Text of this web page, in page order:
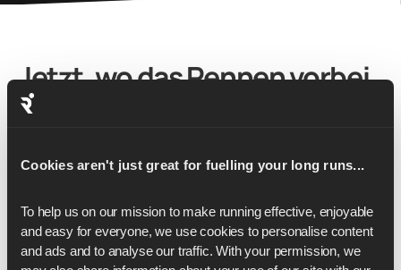
Cookies aren't just great for fuelling your long runs...
To help us on our mission to make running effective, enjoyable
and easy for everyone, we use cookies to personalise content
and ads and to analyse our traffic. With your permission, we
Jetzt, wo das Rennen vorbei
ist,
Egal, ob du Hilfe bei der Erholung nach First to
Herausforderung im Blick hast, wir haben alles für
dich. Dein persönlicher Lauftrainer: bereit, wenn
du es bist, für alles, was als nächstes kommt.